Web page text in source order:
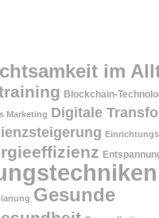
im
Blockchain-
Marketing Digitale
Gesunde